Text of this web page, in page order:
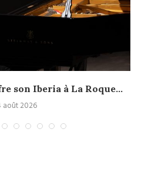
son Iberia à La Roque...
août 2026